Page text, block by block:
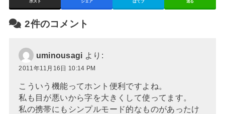
ポスト シェア はてブ 送る
2件のコメント
uminousagi より:
2011年11月16日 10:14 PM
こういう機能ってホント便利ですよね。
私も目が悪いから字を大きくして使ってます。
私の携帯にもシンプルモード的なものがあったけ